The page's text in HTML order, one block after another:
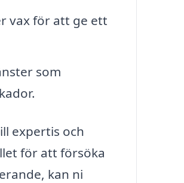
vax för att ge ett
som
expertis och
för att försöka
kan ni